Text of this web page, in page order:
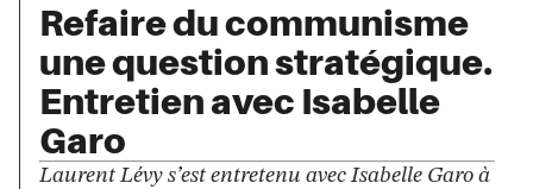
Refaire du communisme
une question stratégique.
Entretien avec Isabelle
Garo
Laurent Lévy s’est entretenu avec Isabelle Garo à